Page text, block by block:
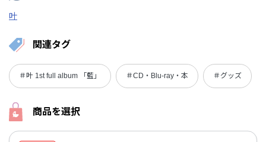
叶
関連タグ
＃叶 1st full album 「藍」 ＃CD・Blu-ray・本 ＃グッズ
商品を選択